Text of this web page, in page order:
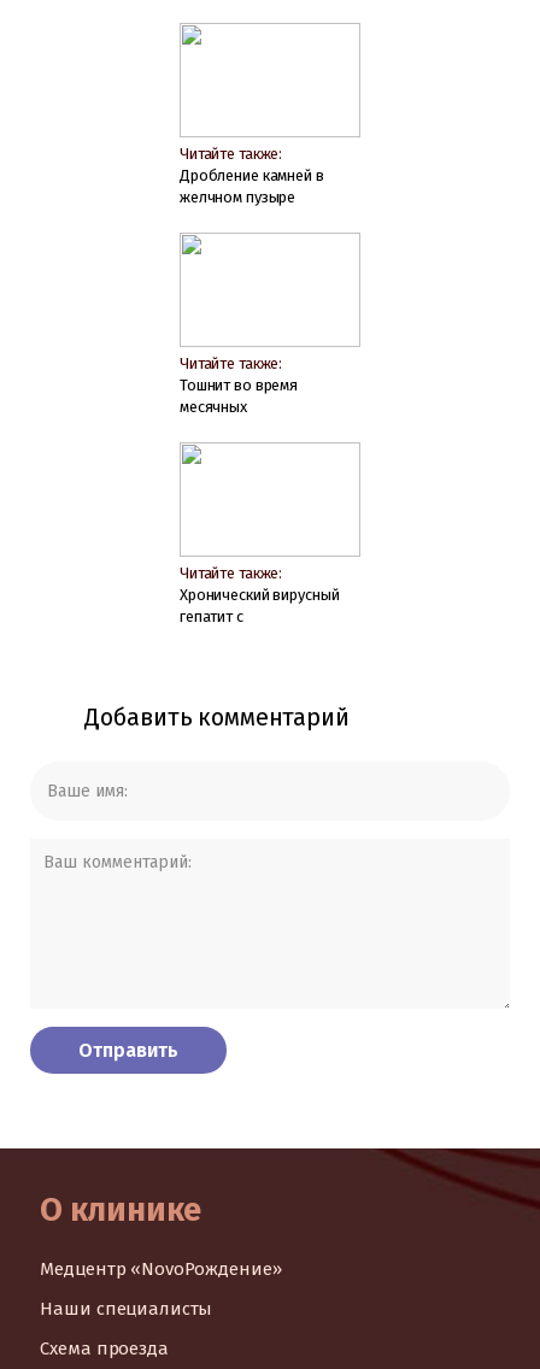
Читайте также:
Дробление камней в
желчном пузыре
Читайте также:
Тошнит во время
месячных
Читайте также:
Хронический вирусный
гепатит с
Добавить комментарий
О клинике
Медцентр «NovoРождение»
Наши специалисты
Схема проезда